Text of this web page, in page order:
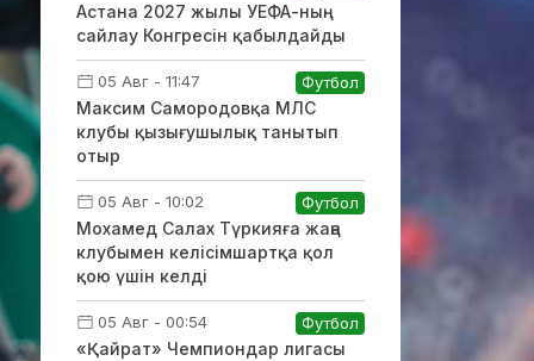
Астана 2027 жылы УЕФА-ның
сайлау Конгресін қабылдайды
05 Авг - 11:47 Футбол
Максим Самородовқа МЛС
клубы қызығушылық танытып
отыр
05 Авг - 10:02 Футбол
Мохамед Салах Түркияға жаңа
клубымен келісімшартқа қол
қою үшін келді
05 Авг - 00:54 Футбол
«Қайрат» Чемпиондар лигасы